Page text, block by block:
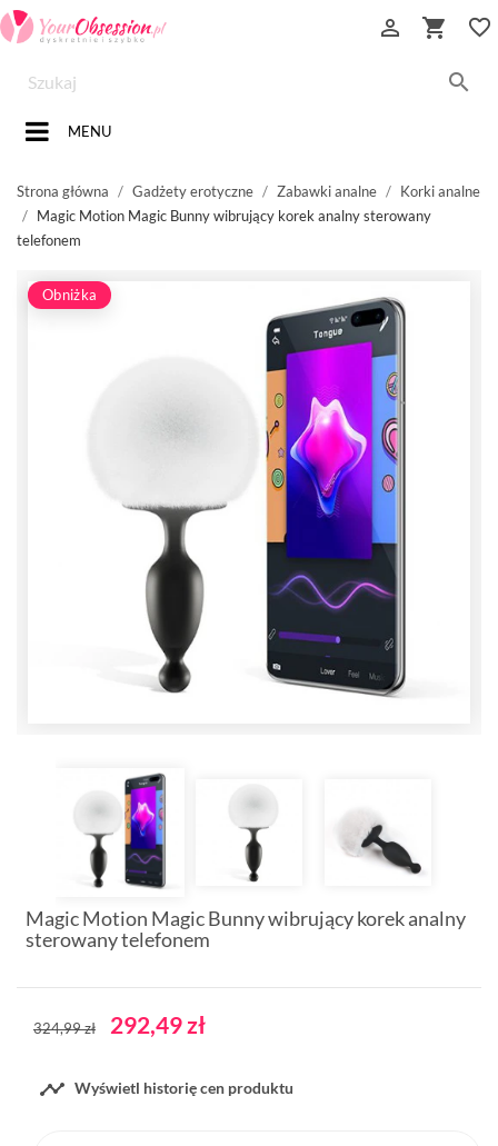
favorite_border



MENU
Strona główna Gadżety erotyczne Zabawki analne
Korki analne
Magic Motion Magic Bunny wibrujący korek analny sterowany
telefonem
Obniżka
Magic Motion Magic Bunny wibrujący korek analny
sterowany telefonem
324,99 zł 292,49 zł
 Wyświetl historię cen produktu